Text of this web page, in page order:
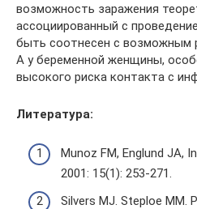
возможность заражения
ассоциированный с
быть соотнесен с возможным
А у беременной женщины,
высокого риска контакта с
Литература:
Munoz FM, Englund JA,
2001: 15(1): 253-271.
Silvers MJ. Steploe MM.